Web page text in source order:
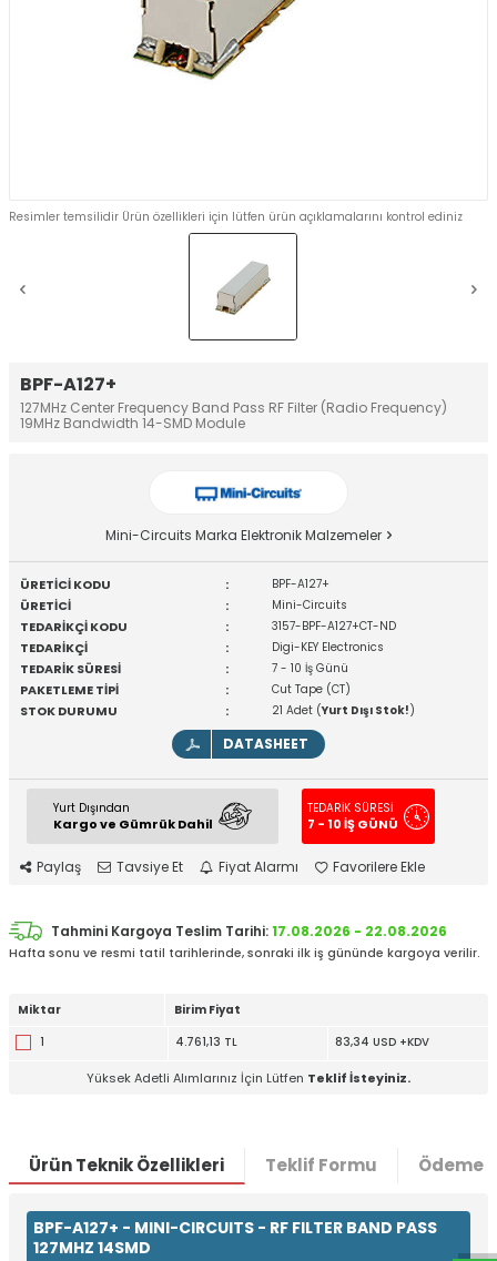
W
h
t
a
p
p
D
e
s
e
H
a
t
t
BPF-A127+
127MHz Center Frequency Band Pass RF Filter (Radio Frequency)
19MHz Bandwidth 14-SMD Module
Resimler temsilidir Ürün özellikleri için lütfen ürün açıklamalarını kontrol ediniz
Mini-Circuits Marka Elektronik Malzemeler
ÜRETİCİ KODU : BPF-A127+
ÜRETİCİ : Mini-Circuits
TEDARİKÇİ KODU : 3157-BPF-A127+CT-ND
TEDARİKÇİ : Digi-KEY Electronics
TEDARİK SÜRESİ : 7 - 10 İş Günü
PAKETLEME TİPİ : Cut Tape (CT)
STOK DURUMU : 21 Adet (Yurt Dışı Stok!)
DATASHEET
Yurt Dışından
Kargo ve Gümrük Dahil
TEDARİK SÜRESİ
7 - 10 İŞ GÜNÜ
Paylaş Tavsiye Et Fiyat Alarmı Favorilere Ekle
Tahmini Kargoya Teslim Tarihi:17.08.2026 - 22.08.2026
Hafta sonu ve resmi tatil tarihlerinde, sonraki ilk iş gününde kargoya verilir.
Miktar
Birim Fiyat
1
4.761,13 TL 83,34 USD +KDV
Yüksek Adetli Alımlarınız İçin Lütfen Teklif İsteyiniz.
Ürün Teknik Özellikleri Teklif Formu Ödeme
BPF-A127+ - MINI-CIRCUITS - RF FILTER BAND PASS
127MHZ 14SMD